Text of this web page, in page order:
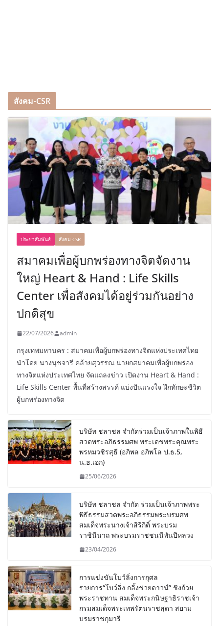
สังคม-CSR
ประชาสัมพันธ์ สังคม-CSR
สมาคมเพื่อผู้บกพร่องทางจิตจัดงาน
ใหญ่ Heart & Hand : Life Skills
Center เพื่อสังคมได้อยู่ร่วมกันอย่าง
ปกติสุข
22/07/2026 admin
กรุงเทพมหานคร : สมาคมเพื่อผู้บกพร่องทางจิตแห่งประเทศไทย
นำโดย นางนุชจารี คล้ายสุวรรณ นายกสมาคมเพื่อผู้บกพร่อง
ทางจิตแห่งประเทศไทย จัดแถลงข่าว เปิดงาน Heart & Hand :
Life Skills Center พื้นที่สร้างสรรค์ แบ่งปันแรงใจ ฝึกทักษะชีวิต
ผู้บกพร่องทางจิต
บริษัท ชลาชล จำกัดร่วมเป็นเจ้าภาพในพิธี
สวดพระอภิธรรมศพ พระเดชพระคุณพระ
พรหมวชิรสุธี (อภิพล อภิพโล ป.ธ.5,
น.ธ.เอก)
25/06/2026
บริษัท ชลาชล จำกัด ร่วมเป็นเจ้าภาพพระ
พิธีธรรมสวดพระอภิธรรมพระบรมศพ
สมเด็จพระนางเจ้าสิริกิติ์ พระบรม
ราชินีนาถ พระบรมราชชนนีพันปีหลวง
23/04/2026
การแข่งขันโบว์ลิ่งการกุศล
รายการ“โบว์ลิ่ง กลิ้งช่วยดาวน์” ชิงถ้วย
พระราชทาน สมเด็จพระกนิษฐาธิราชเจ้า
กรมสมเด็จพระเทพรัตนราชสุดา สยาม
บรมราชกุมารี